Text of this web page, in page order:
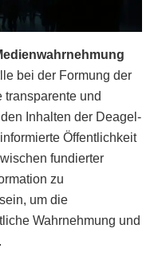
bei der Formung der
transparente und
Inhalten der Deagel-
Öffentlichkeit
fundierter
zu
um die
Wahrnehmung und